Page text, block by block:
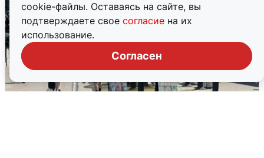
cookie-файлы. Оставаясь на сайте, вы
подтверждаете свое согласие на их
использование.
Согласен